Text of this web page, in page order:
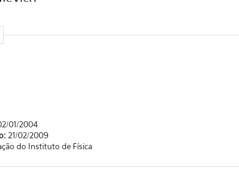
01/2004
21/02/2009
do Instituto de Física